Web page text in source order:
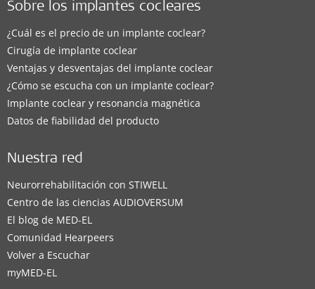
Sobre los implantes cocleares
¿Cuál es el precio de un implante coclear?
Cirugía de implante coclear
Ventajas y desventajas del implante coclear
¿Cómo se escucha con un implante coclear?
Implante coclear y resonancia magnética
Datos de fiabilidad del producto
Nuestra red
Neurorrehabilitación con STIWELL
Centro de las ciencias AUDIOVERSUM
El blog de MED-EL
Comunidad Hearpeers
Volver a Escuchar
myMED‑EL